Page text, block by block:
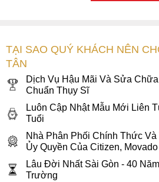
bezel được vát mỏng ôm trọn mặt
chống trầy vượt trội. Phía cạnh
núm vặn tròn trơn tinh tế được cố
năng chống nước WR30 (tương
lực nước ở độ sâu 30m) hỗ trợ rửa
cấp chính hãng có độ dẻo dai và
da thật để làm dây đeo nên rất
TẠI SAO QUÝ KHÁCH NÊN
TÂN
Dịch Vụ Hậu Mãi Và Sửa
Chuẩn Thụy Sĩ
Luôn Cập Nhật Mẫu Mới Liên
Tuổi
Nhà Phân Phối Chính Thức
Ủy Quyền Của Citizen,
Lâu Đời Nhất Sài Gòn - 40
Trường